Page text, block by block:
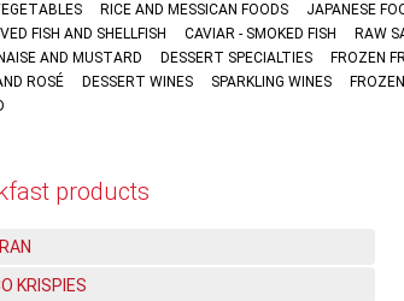
RICE AND MESSICAN FOODS JAPANESE
FISH AND SHELLFISH
CAVIAR - SMOKED FISH RAW
AND MUSTARD
DESSERT SPECIALTIES FROZEN
ROSÉ
DESSERT WINES SPARKLING WINES
products
KRISPIES